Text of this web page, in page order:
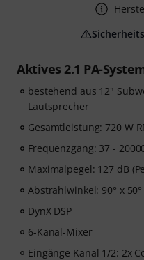
Aktives 2.1 PA-
bestehend aus 12"
Lautsprecher
Gesamtleistung: 720 W
Frequenzgang: 37 -
Maximalpegel: 127 dB
Abstrahlwinkel: 90° x 50°
DynX DSP
6-Kanal-Mixer
Eingänge Kanal 1/2: 2x